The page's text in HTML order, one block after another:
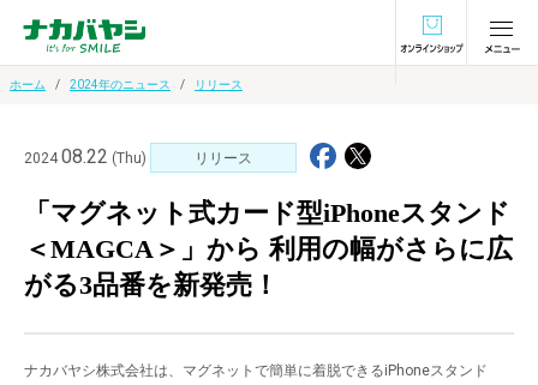
オンラインショ
ホーム 2024年のニュース リリース
2024 08.22 (Thu) リリース
「マグネット式カード型iPhoneスタンド
＜MAGCA＞」から 利用の幅がさらに広
がる3品番を新発売！
ナカバヤシ株式会社は、マグネットで簡単に着脱できるiPhoneスタンド